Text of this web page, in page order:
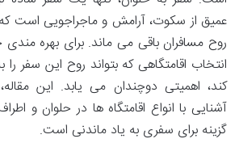
عمیق از سکوت، آرامش و ماجراجویی است
روح مسافران باقی می ماند. برای بهره مندی
انتخاب اقامتگاهی که بتواند روح این سفر
کند، اهمیتی دوچندان می یابد. این
آشنایی با انواع اقامتگاه ها در حلوان و
گزینه برای سفری به یاد ماندنی است.